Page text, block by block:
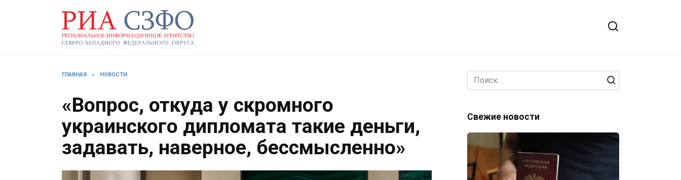
ГЛАВНАЯ » НОВОСТИ
«Вопрос, откуда у скромного
украинского дипломата такие деньги,
задавать, наверное, бессмысленно»
Search
for:
Свежие новости